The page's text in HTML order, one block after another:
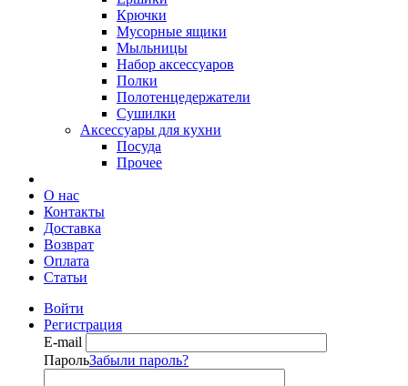
Крючки
Мусорные ящики
Мыльницы
Набор аксессуаров
Полки
Полотенцедержатели
Сушилки
Аксессуары для кухни
Посуда
Прочее
О нас
Контакты
Доставка
Возврат
Оплата
Статьи
Войти
Регистрация
E-mail
ПарольЗабыли пароль?